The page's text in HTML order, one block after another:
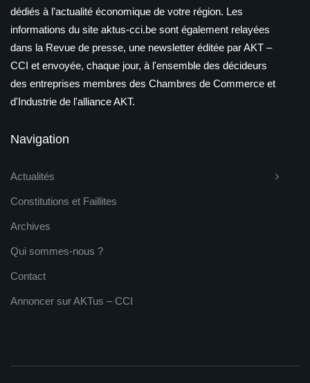
dédiés à l’actualité économique de votre région. Les
informations du site aktus-cci.be sont également relayées
dans la Revue de presse, une newsletter éditée par AKT –
CCI et envoyée, chaque jour, à l'ensemble des décideurs
des entreprises membres des Chambres de Commerce et
d'Industrie de l'alliance AKT.
Navigation
Actualités
Constitutions et Faillites
Archives
Qui sommes-nous ?
Contact
Annoncer sur AKTus – CCI